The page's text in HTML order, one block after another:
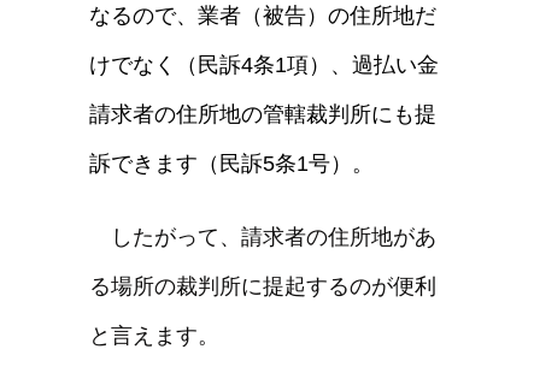
なるので、業者（被告）の住所地だ
けでなく（民訴4条1項）、過払い金
請求者の住所地の管轄裁判所にも提
訴できます（民訴5条1号）。
したがって、請求者の住所地があ
る場所の裁判所に提起するのが便利
と言えます。